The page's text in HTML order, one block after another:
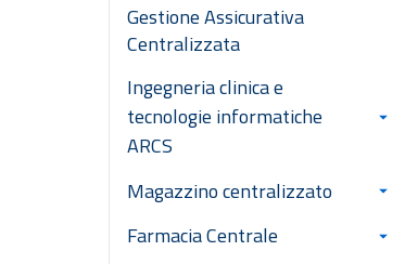
Gestione Assicurativa
Centralizzata
Ingegneria clinica e
tecnologie informatiche
ARCS
Magazzino centralizzato
Farmacia Centrale